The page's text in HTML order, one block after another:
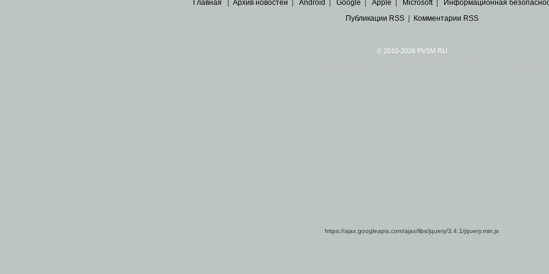
Главная Архив новостей Android Google Apple Microsoft| Информационная
Публикации RSS| Комментарии RSS
© 2010-2026 PVSM.RU
https://ajax.googleapis.com/ajax/libs/jquery/3.4.1/jquery.min.js